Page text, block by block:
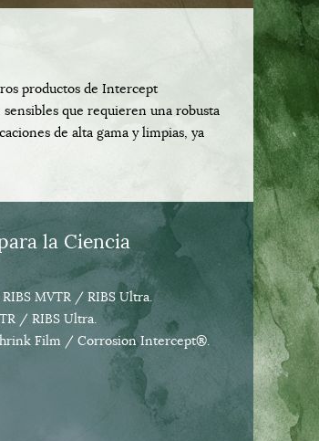
productos de Intercept
que requieren una robusta
de alta gama y limpias, ya
la Ciencia
MVTR / RIBS Ultra.
/ RIBS Ultra.
Film / Corrosion Intercept®.